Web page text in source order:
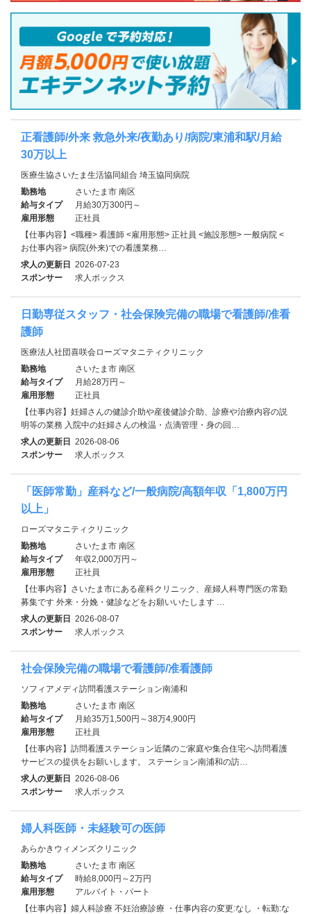
正看護師/外来 救急外来/夜勤あり/病院/東浦和駅/月給
30万以上
医療生協さいたま生活協同組合 埼玉協同病院
勤務地
さいたま市 南区
給与タイプ
月給30万300円～
雇用形態
正社員
【仕事内容】<職種> 看護師 <雇用形態> 正社員 <施設形態> 一般病院 <
お仕事内容> 病院(外来)での看護業務…
求人の更新日 2026-07-23
スポンサー
求人ボックス
日勤専従スタッフ・社会保険完備の職場で看護師/准看
護師
医療法人社団喜咲会ローズマタニティクリニック
勤務地
さいたま市 南区
給与タイプ
月給28万円～
雇用形態
正社員
【仕事内容】妊婦さんの健診介助や産後健診介助、診療や治療内容の説
明等の業務 入院中の妊婦さんの検温・点滴管理・身の回…
求人の更新日 2026-08-06
スポンサー
求人ボックス
「医師常勤」産科など/一般病院/高額年収「1,800万円
以上」
ローズマタニティクリニック
勤務地
さいたま市 南区
給与タイプ
年収2,000万円～
雇用形態
正社員
【仕事内容】さいたま市にある産科クリニック、産婦人科専門医の常勤
募集です 外来・分娩・健診などをお願いいたします …
求人の更新日 2026-08-07
スポンサー
求人ボックス
社会保険完備の職場で看護師/准看護師
ソフィアメディ訪問看護ステーション南浦和
勤務地
さいたま市 南区
給与タイプ
月給35万1,500円～38万4,900円
雇用形態
正社員
【仕事内容】訪問看護ステーション近隣のご家庭や集合住宅へ訪問看護
サービスの提供をお願いします。 ステーション南浦和の訪…
求人の更新日 2026-08-06
スポンサー
求人ボックス
婦人科医師・未経験可の医師
あらかきウィメンズクリニック
勤務地
さいたま市 南区
給与タイプ
時給8,000円～2万円
雇用形態
アルバイト・パート
【仕事内容】婦人科診療 不妊治療診療 ・仕事内容の変更:なし ・転勤:な